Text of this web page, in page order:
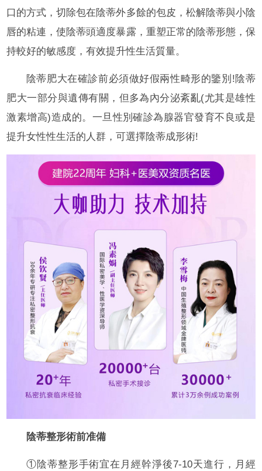
口的方式，切除包在陰蒂外多餘的包皮，松解陰蒂與小陰
唇的粘連，使陰蒂頭適度暴露，重塑正常的陰蒂形態，保
持較好的敏感度，有效提升性生活質量。
陰蒂肥大在確診前必須做好假兩性畸形的鑒別!陰蒂
肥大一部分與遺傳有關，但多為內分泌紊亂(尤其是雄性
激素增高)造成的。一旦性別確診為腺器官發育不良或是
提升女性性生活的人群，可選擇陰蒂成形術!
陰蒂整形術前准備
①陰蒂整形手術宜在月經幹淨後7-10天進行，月經